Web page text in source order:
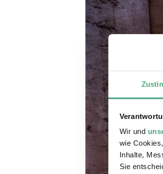
Wir und
wie
Inhalte,
Sie